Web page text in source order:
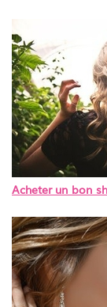
Acheter un bon